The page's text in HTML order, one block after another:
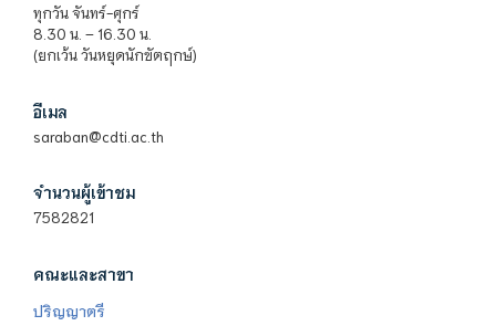
ทุกวัน จันทร์-ศุกร์
8.30 น. – 16.30 น.
(ยกเว้น วันหยุดนักขัตฤกษ์)
อีเมล
saraban@cdti.ac.th
จำนวนผู้เข้าชม
7582821
คณะและสาขา
ปริญญาตรี